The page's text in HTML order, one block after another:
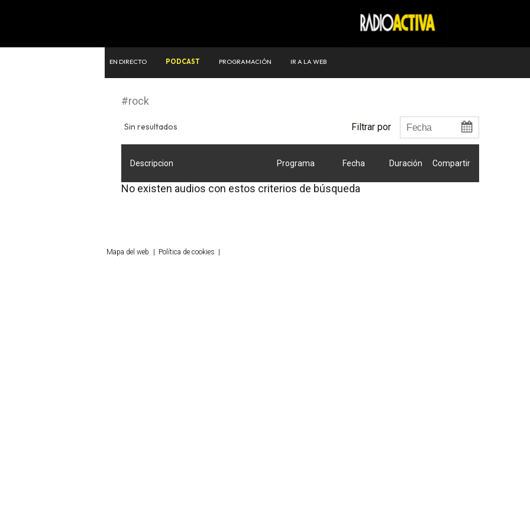
EN DIRECTO PODCAST PROGRAMACIÓN IR A LA WEB
#rock
Sin resultados Filtrar por
Descripcion Programa Fecha Duración Compartir
No existen audios con estos criterios de búsqueda
Mapa del web Política de cookies